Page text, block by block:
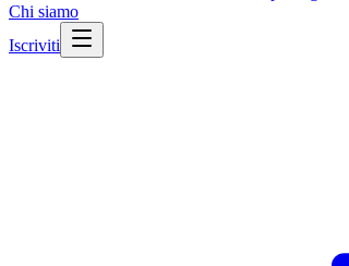
Chi siamo
Iscriviti